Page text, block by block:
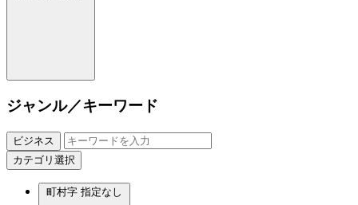
ジャンル／キーワード
ビジネス
カテゴリ選択
町村字 指定なし